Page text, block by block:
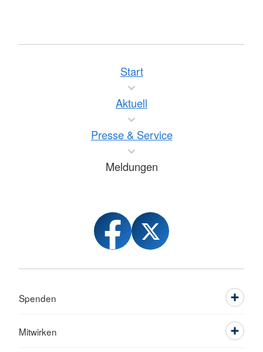
Start
Aktuell
Presse & Service
Meldungen
Spenden
Mitwirken